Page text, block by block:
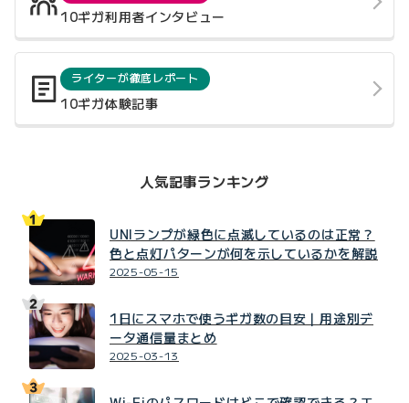
10ギガ利用者インタビュー
ライターが徹底レポート
10ギガ体験記事
人気記事ランキング
UNIランプが緑色に点滅しているのは正常？
色と点灯パターンが何を示しているかを解説
2025-05-15
1日にスマホで使うギガ数の目安｜用途別デ
ータ通信量まとめ
2025-03-13